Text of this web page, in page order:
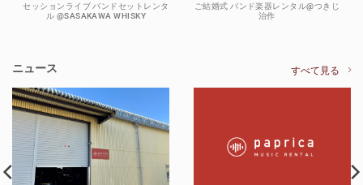
セッションライブ バンドセットレンタ
ル @SASAKAWA WHISKY
ご結婚式 バンド楽器レンタル@つきじ
治作
ニュース すべて見る